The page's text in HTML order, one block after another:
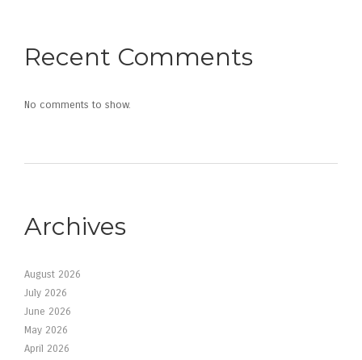
Recent Comments
No comments to show.
Archives
August 2026
July 2026
June 2026
May 2026
April 2026